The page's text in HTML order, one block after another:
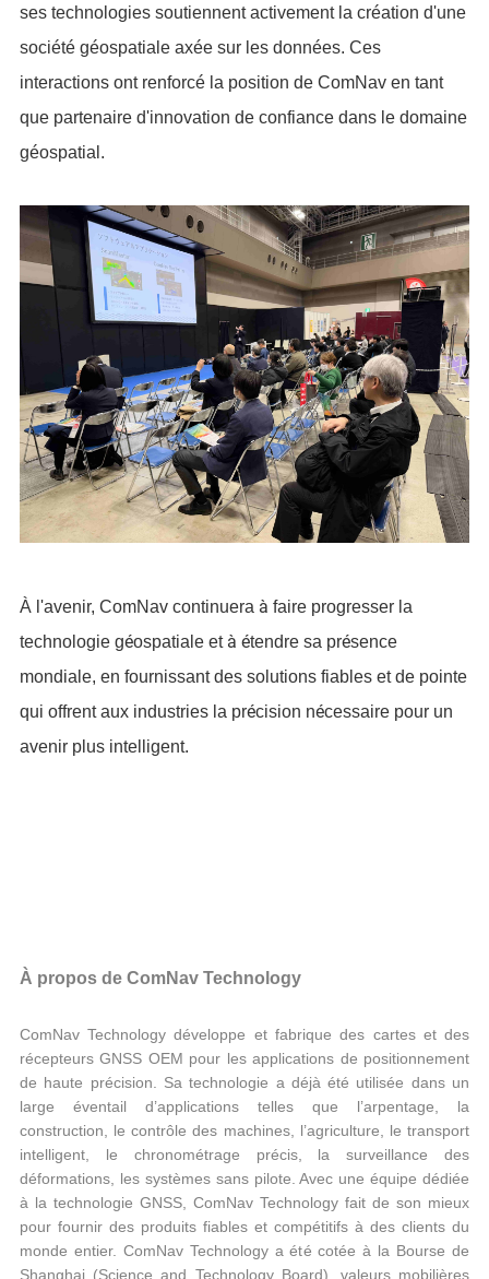
ses technologies soutiennent activement la création d'une
société géospatiale axée sur les données. Ces
interactions ont renforcé la position de ComNav en tant
que partenaire d'innovation de confiance dans le domaine
géospatial.
À l'avenir, ComNav continuera à faire progresser la
technologie géospatiale et à étendre sa présence
mondiale, en fournissant des solutions fiables et de pointe
qui offrent aux industries la précision nécessaire pour un
avenir plus intelligent.
À propos de ComNav Technology
ComNav Technology développe et fabrique des cartes et des
récepteurs GNSS OEM pour les applications de positionnement
de haute précision. Sa technologie a déjà été utilisée dans un
large éventail d’applications telles que l’arpentage, la
construction, le contrôle des machines, l’agriculture, le transport
intelligent, le chronométrage précis, la surveillance des
déformations, les systèmes sans pilote. Avec une équipe dédiée
à la technologie GNSS, ComNav Technology fait de son mieux
pour fournir des produits fiables et compétitifs à des clients du
monde entier. ComNav Technology a été cotée à la Bourse de
Shanghai (Science and Technology Board), valeurs mobilières